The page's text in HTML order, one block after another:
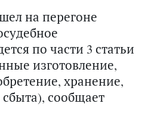
на перегоне
по части 3 статьи
изготовление,
хранение,
сообщает